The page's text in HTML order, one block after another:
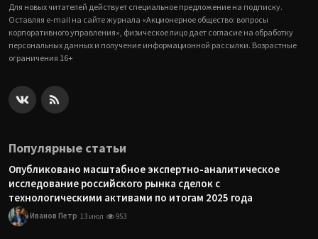
Для новых читателей действует специальное предложение на подписку.
Оставляя e-mail на сайте журнала «Акционерное общество: вопросы
корпоративного управления», физическое лицо дает согласие на обработку
персональных данных и получение информационной рассылки. Возрастные
ограничения 16+
Популярные статьи
Опубликовано масштабное экспертно-аналитическое
исследование российского рынка сделок с
технологическими активами по итогам 2025 года
Иванов Петр 13 июл 953